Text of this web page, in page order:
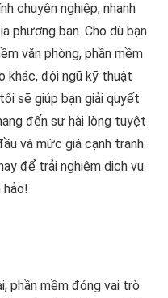
chuyên nghiệp, nhanh
phương bạn. Cho dù bạn
văn phòng, phần mềm
khác, đội ngũ kỹ thuật
sẽ giúp bạn giải quyết
đến sự hài lòng tuyệt
và mức giá cạnh tranh.
để trải nghiệm dịch vụ
hảo!
phần mềm đóng vai trò